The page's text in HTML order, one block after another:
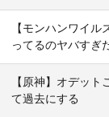
【モンハンワイ
ってるのヤバすぎ
【原神】オデッ
て過去にする